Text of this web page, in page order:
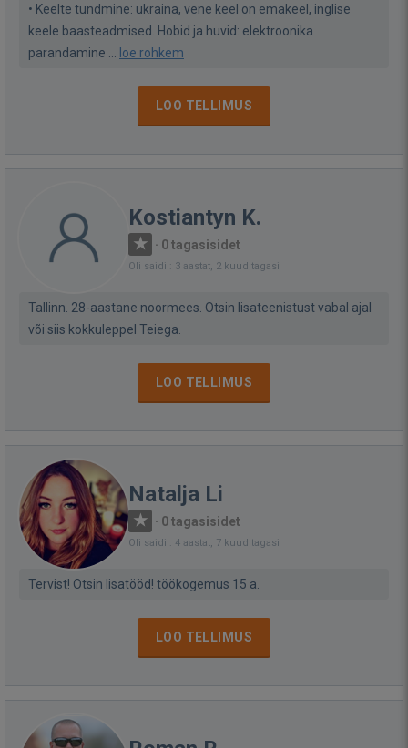
• Keelte tundmine: ukraina, vene keel on emakeel, inglise
keele baasteadmised. Hobid ja huvid: elektroonika
parandamine ...
loe rohkem
LOO TELLIMUS
Kostiantyn K.
· 0 tagasisidet
Oli saidil: 3 aastat, 2 kuud tagasi
Tallinn. 28-aastane noormees. Otsin lisateenistust vabal ajal
või siis kokkuleppel Teiega.
LOO TELLIMUS
Natalja Li
· 0 tagasisidet
Oli saidil: 4 aastat, 7 kuud tagasi
Tervist! Otsin lisatööd! töökogemus 15 a.
LOO TELLIMUS